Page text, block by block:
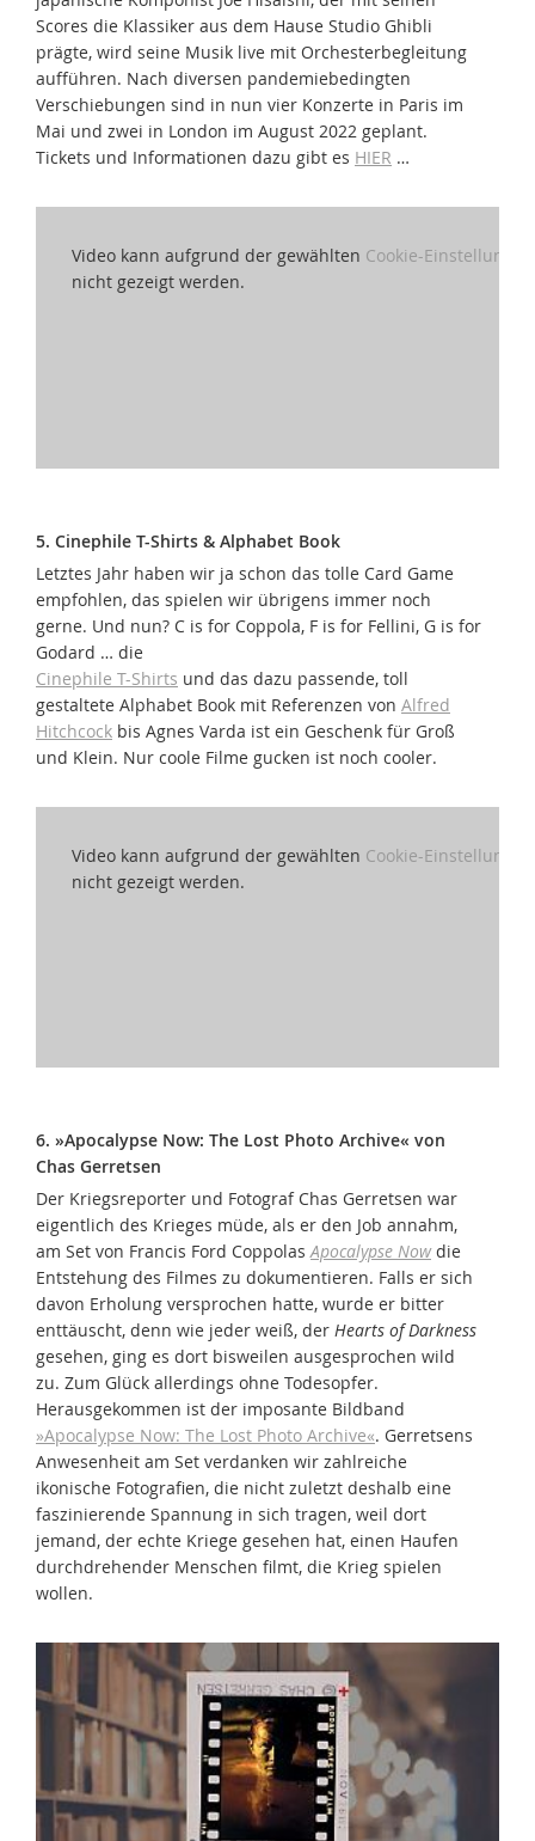
Scores die Klassiker aus dem Hause Studio Ghibli
prägte, wird seine Musik live mit Orchesterbegleitung
aufführen. Nach diversen pandemiebedingten
Verschiebungen sind in nun vier Konzerte in Paris im
Mai und zwei in London im August 2022 geplant.
Tickets und Informationen dazu gibt es HIER …
Video kann aufgrund der gewählten Cookie-Einstellungen
nicht gezeigt werden.
5. Cinephile T-Shirts & Alphabet Book
Letztes Jahr haben wir ja schon das tolle Card Game
empfohlen, das spielen wir übrigens immer noch
gerne. Und nun? C is for Coppola, F is for Fellini, G is for
Godard … die
Cinephile T-Shirts und das dazu passende, toll
gestaltete Alphabet Book mit Referenzen von Alfred
Hitchcock bis Agnes Varda ist ein Geschenk für Groß
und Klein. Nur coole Filme gucken ist noch cooler.
Video kann aufgrund der gewählten Cookie-Einstellungen
nicht gezeigt werden.
6. »Apocalypse Now: The Lost Photo Archive« von
Chas Gerretsen
Der Kriegsreporter und Fotograf Chas Gerretsen war
eigentlich des Krieges müde, als er den Job annahm,
am Set von Francis Ford CoppolasApocalypse Nowdie
Entstehung des Filmes zu dokumentieren. Falls er sich
davon Erholung versprochen hatte, wurde er bitter
enttäuscht, denn wie jeder weiß, der Hearts of Darkness
gesehen, ging es dort bisweilen ausgesprochen wild
zu. Zum Glück allerdings ohne Todesopfer.
Herausgekommen ist der imposante Bildband
»Apocalypse Now: The Lost Photo Archive«. Gerretsens
Anwesenheit am Set verdanken wir zahlreiche
ikonische Fotografien, die nicht zuletzt deshalb eine
faszinierende Spannung in sich tragen, weil dort
jemand, der echte Kriege gesehen hat, einen Haufen
durchdrehender Menschen filmt, die Krieg spielen
wollen.